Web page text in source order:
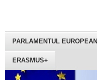
PARLAMENTUL EUROPEAN
ERASMUS+